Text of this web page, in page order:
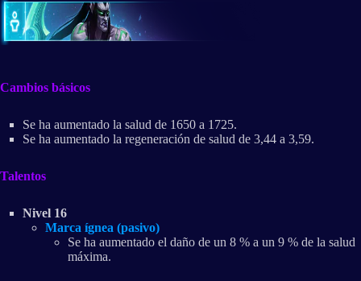
Cambios básicos
Se ha aumentado la salud de 1650 a 1725.
Se ha aumentado la regeneración de salud de 3,44 a 3,59.
Talentos
Nivel 16
Marca ígnea (pasivo)
Se ha aumentado el daño de un 8 % a un 9 % de la salud
máxima.